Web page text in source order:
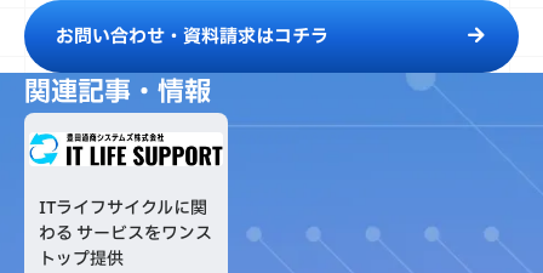
お問い合わせ・資料請求はコチラ
関連記事・情報
ITライフサイクルに関
わる サービスをワンス
トップ提供